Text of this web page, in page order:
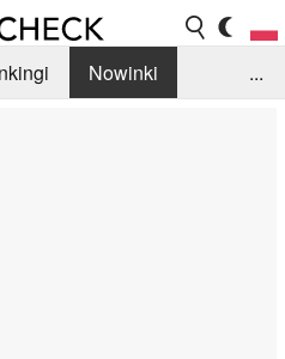
Nowinki
...